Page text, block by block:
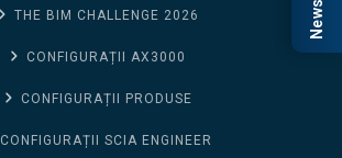
THE BIM CHALLENGE 2026
CONFIGURAȚII AX3000
CONFIGURAȚII PRODUSE
CONFIGURAȚII SCIA ENGINEER